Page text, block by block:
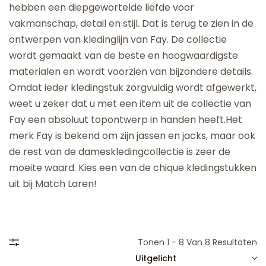
hebben een diepgewortelde liefde voor
vakmanschap, detail en stijl. Dat is terug te zien in de
ontwerpen van kledinglijn van Fay. De collectie
wordt gemaakt van de beste en hoogwaardigste
materialen en wordt voorzien van bijzondere details.
Omdat ieder kledingstuk zorgvuldig wordt afgewerkt,
weet u zeker dat u met een item uit de collectie van
Fay een absoluut topontwerp in handen heeft.Het
merk Fay is bekend om zijn jassen en jacks, maar ook
de rest van de dameskledingcollectie is zeer de
moeite waard. Kies een van de chique kledingstukken
uit bij Match Laren!
Tonen 1 - 8 Van 8 Resultaten